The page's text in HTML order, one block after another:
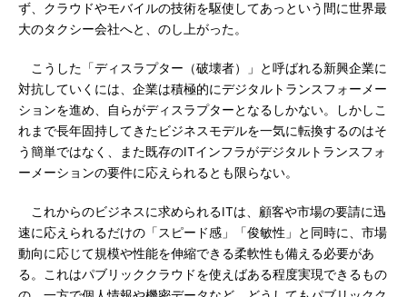
ず、クラウドやモバイルの技術を駆使してあっという間に世界最
大のタクシー会社へと、のし上がった。
こうした「ディスラプター（破壊者）」と呼ばれる新興企業に
対抗していくには、企業は積極的にデジタルトランスフォーメー
ションを進め、自らがディスラプターとなるしかない。しかしこ
れまで長年固持してきたビジネスモデルを一気に転換するのはそ
う簡単ではなく、また既存のITインフラがデジタルトランスフォ
ーメーションの要件に応えられるとも限らない。
これからのビジネスに求められるITは、顧客や市場の要請に迅
速に応えられるだけの「スピード感」「俊敏性」と同時に、市場
動向に応じて規模や性能を伸縮できる柔軟性も備える必要があ
る。これはパブリッククラウドを使えばある程度実現できるもの